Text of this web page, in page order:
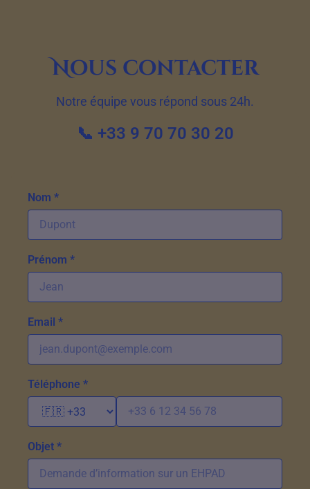
Nous contacter
Notre équipe vous répond sous 24h.
📞 +33 9 70 70 30 20
Nom *
Prénom *
Email *
Téléphone *
Objet *